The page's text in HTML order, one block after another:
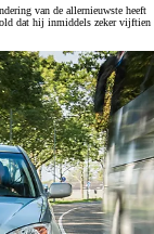
van de allernieuwste heeft
dat hij inmiddels zeker vijftien